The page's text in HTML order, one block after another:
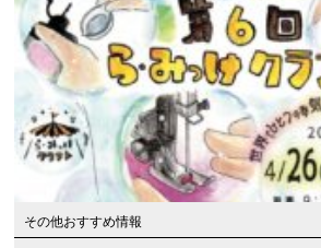
その他おすすめ情報